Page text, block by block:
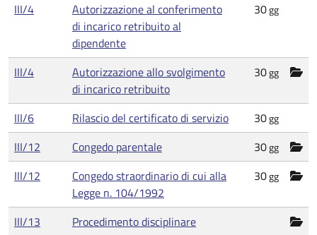
III/4
Autorizzazione al conferimento
di incarico retribuito al
dipendente
30gg
III/4
Autorizzazione allo svolgimento
di incarico retribuito
30gg
III/6 Rilascio del certificato di servizio 30gg
III/12 Congedo parentale 30gg
III/12
Congedo straordinario di cui alla
Legge n. 104/1992
30gg
III/13
Procedimento disciplinare